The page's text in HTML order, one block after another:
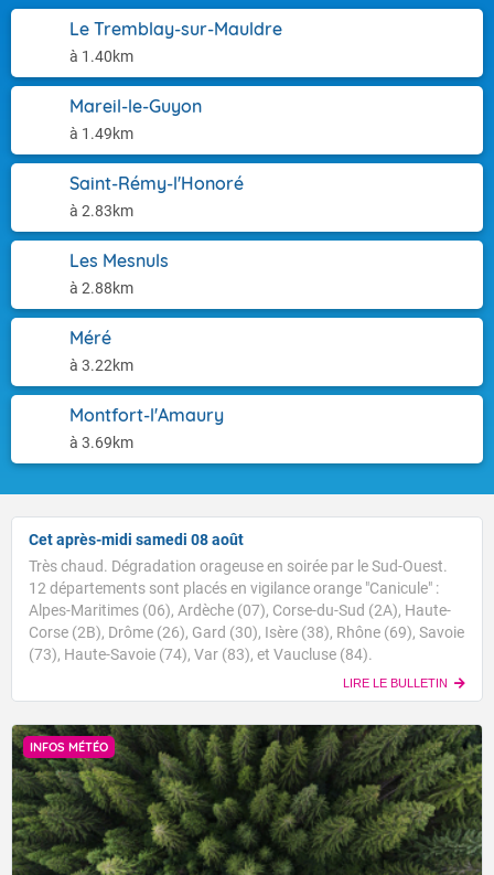
Le Tremblay-sur-Mauldre
à 1.40km
Mareil-le-Guyon
à 1.49km
Saint-Rémy-l'Honoré
à 2.83km
Les Mesnuls
à 2.88km
Méré
à 3.22km
Montfort-l'Amaury
à 3.69km
Cet après-midi samedi 08 août
Très chaud. Dégradation orageuse en soirée par le Sud-Ouest.
12 départements sont placés en vigilance orange "Canicule" :
Alpes-Maritimes (06), Ardèche (07), Corse-du-Sud (2A), Haute-
Corse (2B), Drôme (26), Gard (30), Isère (38), Rhône (69), Savoie
(73), Haute-Savoie (74), Var (83), et Vaucluse (84).
LIRE LE BULLETIN
INFOS MÉTÉO